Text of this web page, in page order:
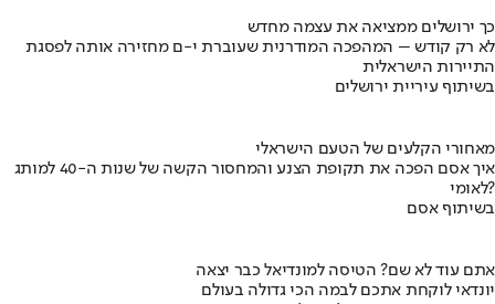
כך ירושלים ממציאה את עצמה מחדש
לא רק קודש – המהפכה המודרנית שעוברת י-ם מחזירה אותה לפסגת
התיירות הישראלית
בשיתוף עיריית ירושלים
מאחורי הקלעים של הטעם הישראלי
איך אסם הפכה את תקופת הצנע והמחסור הקשה של שנות ה-40 למותג
לאומי?
בשיתוף אסם
אתם עוד לא שם? הטיסה למונדיאל כבר יצאה
יונדאי לוקחת אתכם לבמה הכי גדולה בעולם